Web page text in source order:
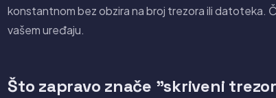
konstantnom bez obzira na broj trezora ili datoteka.
vašem uređaju.
Što zapravo znače "skriveni